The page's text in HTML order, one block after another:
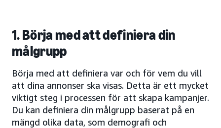
1. Börja med att definiera din
målgrupp
Börja med att definiera var och för vem du vill
att dina annonser ska visas. Detta är ett mycket
viktigt steg i processen för att skapa kampanjer.
Du kan definiera din målgrupp baserat på en
mängd olika data, som demografi och